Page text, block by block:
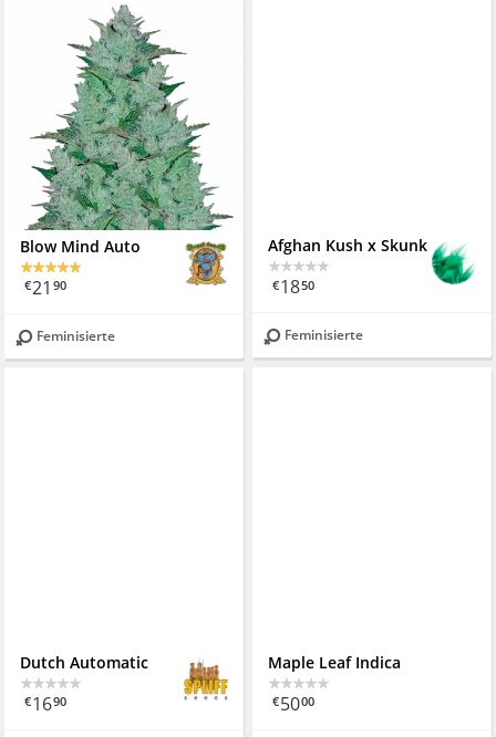
Blow Mind Auto
€21 90
Feminisierte
Afghan Kush x Skunk
€1850
Feminisierte
Dutch Automatic
€1690
Maple Leaf Indica
€5000